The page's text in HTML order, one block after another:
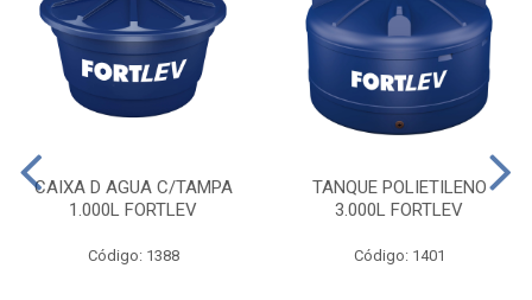
CAIXA D AGUA C/TAMPA
1.000L FORTLEV
Código: 1388
TANQUE POLIETILENO
3.000L FORTLEV
Código: 1401